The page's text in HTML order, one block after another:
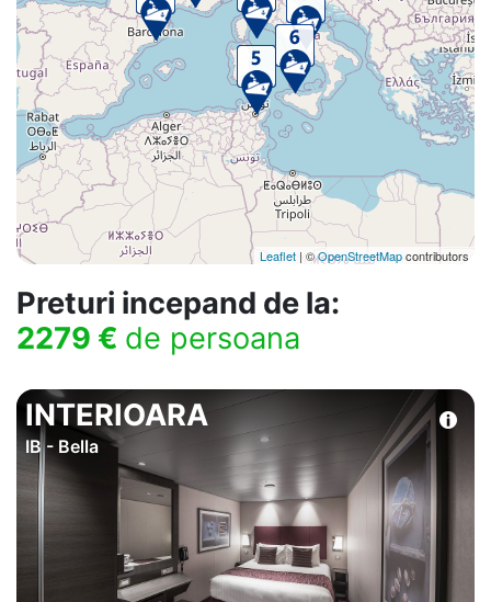
Leaflet | ©OpenStreetMapcontributors
Preturi incepand de la:
2279 € de persoana
INTERIOARA
IB - Bella